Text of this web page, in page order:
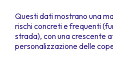
Questi dati mostrano una
rischi concreti e frequenti
strada), con una crescente
personalizzazione delle